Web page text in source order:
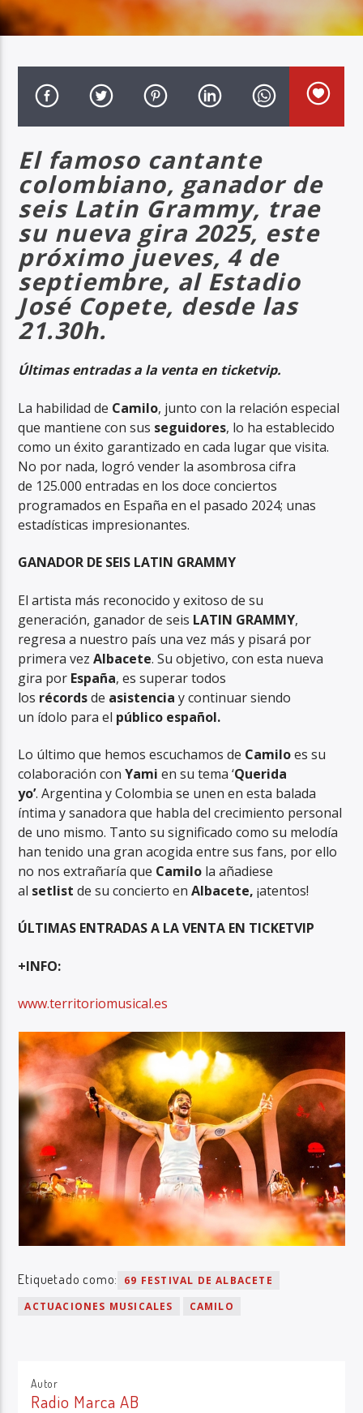
Radio Marca AB
El famoso cantante
colombiano, ganador de
seis Latin Grammy, trae
su nueva gira 2025, este
próximo jueves, 4 de
septiembre, al Estadio
José Copete, desde las
21.30h.
Últimas entradas a la venta en ticketvip.
La habilidad de Camilo, junto con la relación especial
que mantiene con sus seguidores, lo ha establecido
como un éxito garantizado en cada lugar que visita.
No por nada, logró vender la asombrosa cifra
de 125.000 entradas en los doce conciertos
programados en España en el pasado 2024; unas
estadísticas impresionantes.
GANADOR DE SEIS LATIN GRAMMY
El artista más reconocido y exitoso de su
generación, ganador de seis LATIN GRAMMY,
regresa a nuestro país una vez más y pisará por
primera vezAlbacete. Su objetivo, con esta nueva
gira por España, es superar todos
los récordsde asistenciay continuar siendo
un ídolo para el público español.
Lo último que hemos escuchamos de Camiloes su
colaboración conYami en su tema ‘Querida
yo’. Argentina y Colombia se unen en esta balada
íntima y sanadora que habla del crecimiento personal
de uno mismo. Tanto su significado como su melodía
han tenido una gran acogida entre sus fans, por ello
no nos extrañaría que Camilo la añadiese
al setlistde su concierto enAlbacete,¡atentos!
ÚLTIMAS ENTRADAS A LA VENTA EN TICKETVIP
+INFO:
www.territoriomusical.es
Etiquetado como:
69 FESTIVAL DE ALBACETE
ACTUACIONES MUSICALES
CAMILO
Autor
Radio Marca AB